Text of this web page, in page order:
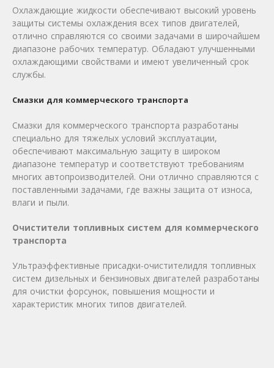
Охлаждающие жидкости обеспечивают высокий уровень
защиты системы охлаждения всех типов двигателей,
отлично справляются со своими задачами в широчайшем
диапазоне рабочих температур. Обладают улучшенными
охлаждающими свойствами и имеют увеличенный срок
службы.
Смазки для коммерческого транспорта
Смазки для коммерческого транспорта разработаны
специально для тяжелых условий эксплуатации,
обеспечивают максимальную защиту в широком
диапазоне температур и соответствуют требованиям
многих автопроизводителей. Они отлично справляются с
поставленными задачами, где важны защита от износа,
влаги и пыли.
Очистители топливных систем для коммерческого
транспорта
Ультраэффективные присадки-очистителидля топливных
систем дизельных и бензиновых двигателей разработаны
для очистки форсунок, повышения мощности и
характеристик многих типов двигателей.